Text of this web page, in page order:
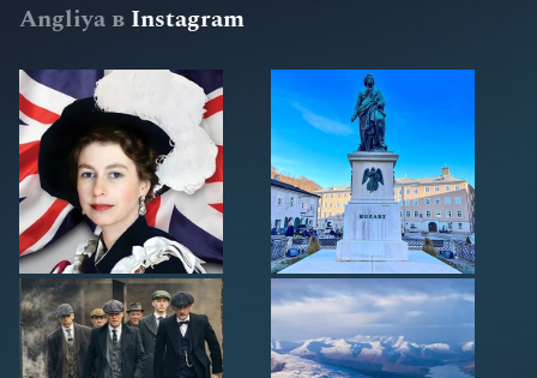
Angliya в Instagram